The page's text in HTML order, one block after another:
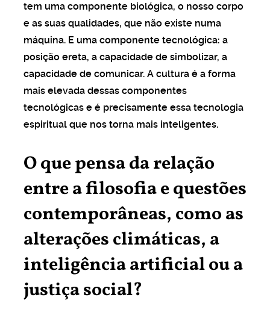
tem uma componente biológica, o nosso corpo
e as suas qualidades, que não existe numa
máquina. E uma componente tecnológica: a
posição ereta, a capacidade de simbolizar, a
capacidade de comunicar. A cultura é a forma
mais elevada dessas componentes
tecnológicas e é precisamente essa tecnologia
espiritual que nos torna mais inteligentes.
O que pensa da relação
entre a filosofia e questões
contemporâneas, como as
alterações climáticas, a
inteligência artificial ou a
justiça social?